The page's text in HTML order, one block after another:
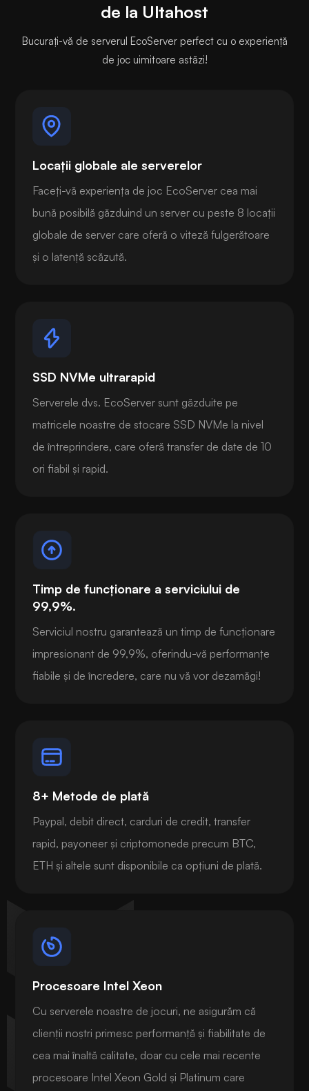
de la Ultahost
Bucurați-vă de serverul EcoServer perfect cu o experiență
de joc uimitoare astăzi!
Locații globale ale serverelor
Faceți-vă experiența de joc EcoServer cea mai
bună posibilă găzduind un server cu peste 8 locații
globale de server care oferă o viteză fulgerătoare
și o latență scăzută.
SSD NVMe ultrarapid
Serverele dvs. EcoServer sunt găzduite pe
matricele noastre de stocare SSD NVMe la nivel
de întreprindere, care oferă transfer de date de 10
ori fiabil și rapid.
Timp de funcționare a serviciului de
99,9%.
Serviciul nostru garantează un timp de funcționare
impresionant de 99,9%, oferindu-vă performanțe
fiabile și de încredere, care nu vă vor dezamăgi!
8+ Metode de plată
Paypal, debit direct, carduri de credit, transfer
rapid, payoneer și criptomonede precum BTC,
ETH și altele sunt disponibile ca opțiuni de plată.
Procesoare Intel Xeon
Cu serverele noastre de jocuri, ne asigurăm că
clienții noștri primesc performanță și fiabilitate de
cea mai înaltă calitate, doar cu cele mai recente
procesoare Intel Xeon Gold și Platinum care